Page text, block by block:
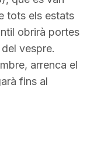
tots els estats
obrirà portes
vespre.
arrenca el
fins al